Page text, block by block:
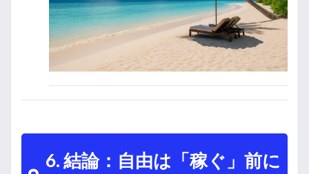
6. 結論：自由は「稼ぐ」前に